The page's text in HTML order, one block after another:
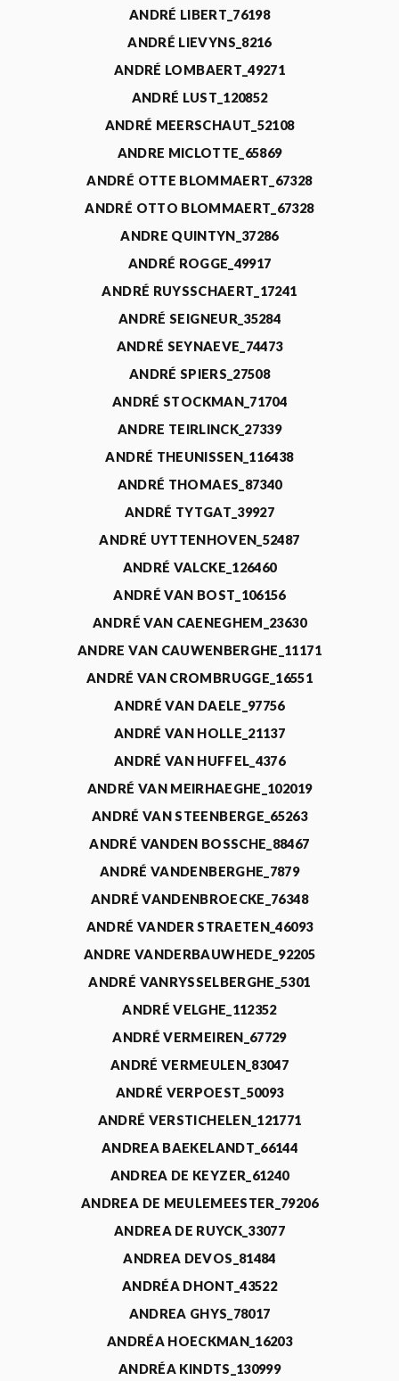
ANDRÉ LIBERT_76198
ANDRÉ LIEVYNS_8216
ANDRÉ LOMBAERT_49271
ANDRÉ LUST_120852
ANDRÉ MEERSCHAUT_52108
ANDRE MICLOTTE_65869
ANDRÉ OTTE BLOMMAERT_67328
ANDRÉ OTTO BLOMMAERT_67328
ANDRE QUINTYN_37286
ANDRÉ ROGGE_49917
ANDRÉ RUYSSCHAERT_17241
ANDRÉ SEIGNEUR_35284
ANDRÉ SEYNAEVE_74473
ANDRÉ SPIERS_27508
ANDRÉ STOCKMAN_71704
ANDRE TEIRLINCK_27339
ANDRÉ THEUNISSEN_116438
ANDRÉ THOMAES_87340
ANDRÉ TYTGAT_39927
ANDRÉ UYTTENHOVEN_52487
ANDRÉ VALCKE_126460
ANDRÉ VAN BOST_106156
ANDRÉ VAN CAENEGHEM_23630
ANDRE VAN CAUWENBERGHE_11171
ANDRÉ VAN CROMBRUGGE_16551
ANDRÉ VAN DAELE_97756
ANDRÉ VAN HOLLE_21137
ANDRÉ VAN HUFFEL_4376
ANDRÉ VAN MEIRHAEGHE_102019
ANDRÉ VAN STEENBERGE_65263
ANDRÉ VANDEN BOSSCHE_88467
ANDRÉ VANDENBERGHE_7879
ANDRÉ VANDENBROECKE_76348
ANDRÉ VANDER STRAETEN_46093
ANDRE VANDERBAUWHEDE_92205
ANDRÉ VANRYSSELBERGHE_5301
ANDRÉ VELGHE_112352
ANDRÉ VERMEIREN_67729
ANDRÉ VERMEULEN_83047
ANDRÉ VERPOEST_50093
ANDRÉ VERSTICHELEN_121771
ANDREA BAEKELANDT_66144
ANDREA DE KEYZER_61240
ANDREA DE MEULEMEESTER_79206
ANDREA DE RUYCK_33077
ANDREA DEVOS_81484
ANDRÉA DHONT_43522
ANDREA GHYS_78017
ANDRÉA HOECKMAN_16203
ANDRÉA KINDTS_130999